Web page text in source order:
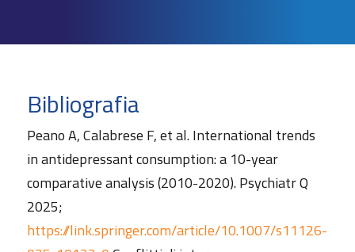
Bibliografia
Peano A, Calabrese F, et al. International trends
in antidepressant consumption: a 10-year
comparative analysis (2010-2020). Psychiatr Q
2025;
https://link.springer.com/article/10.1007/s11126-